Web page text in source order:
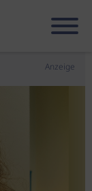
Anzeige